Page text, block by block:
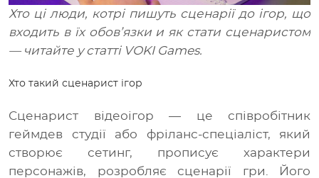
Хто ці люди, котрі пишуть сценарії до ігор, що
входить в їх обов’язки и як стати сценаристом
—читайте у статті VOKI Games.
Хто такий сценарист ігор
Сценарист відеоігор — це співробітник
геймдев студії або фріланс-спеціаліст, який
створює сетинг, прописує характери
персонажів, розробляє сценарії гри. Його